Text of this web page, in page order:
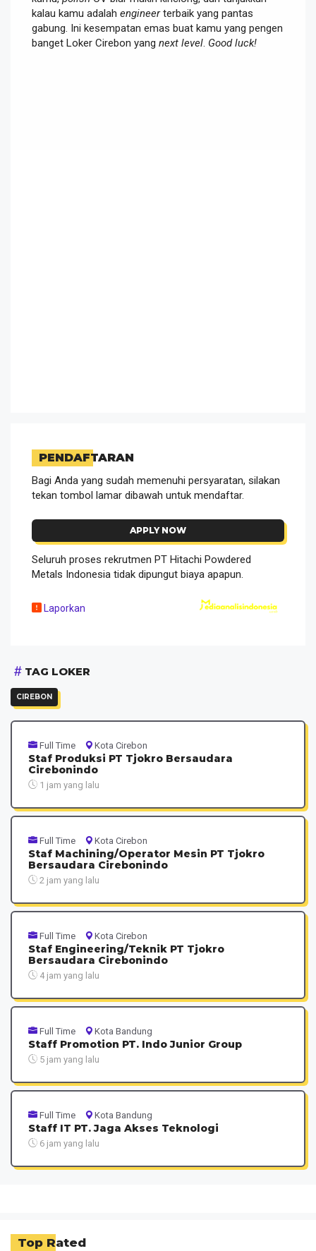
kalau kamu adalah engineerterbaik yang pantas
gabung. Ini kesempatan emas buat kamu yang pengen
banget Loker Cirebon yang next level Good luck!
PENDAFTARAN
Bagi Anda yang sudah memenuhi persyaratan, silakan
tekan tombol lamar dibawah untuk mendaftar.
APPLY NOW
Seluruh proses rekrutmen PT Hitachi Powdered
Metals Indonesia tidak dipungut biaya apapun.
Laporkan
TAG LOKER
CIREBON
Full Time Kota Cirebon
Staf Produksi PT Tjokro Bersaudara
Cirebonindo
1 jam yang lalu
Full Time Kota Cirebon
Staf Machining/Operator Mesin PT Tjokro
Bersaudara Cirebonindo
2 jam yang lalu
Full Time Kota Cirebon
Staf Engineering/Teknik PT Tjokro
Bersaudara Cirebonindo
4 jam yang lalu
Full Time Kota Bandung
Staff Promotion PT. Indo Junior Group
5 jam yang lalu
Full Time Kota Bandung
Staff IT PT. Jaga Akses Teknologi
6 jam yang lalu
Top Rated